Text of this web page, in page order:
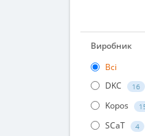
Виробник
Всі
DKC
16
Kopos 15